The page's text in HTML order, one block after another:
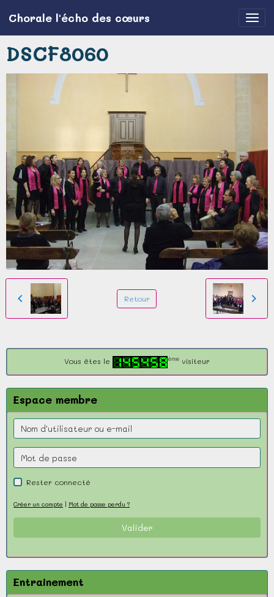
Chorale l'écho des cœurs
DSCF8060
Retour
Vous êtes le ème visiteur
Espace membre
Rester connecté
Créer un compte | Mot de passe perdu ?
Valider
Entrainement